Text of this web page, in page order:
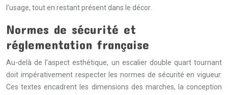
l’usage, tout en restant présent dans le décor.
Normes de sécurité et
réglementation française
Au-delà de l’aspect esthétique, un escalier double quart tournant
doit impérativement respecter les normes de sécurité en vigueur.
Ces textes encadrent les dimensions des marches, la conception